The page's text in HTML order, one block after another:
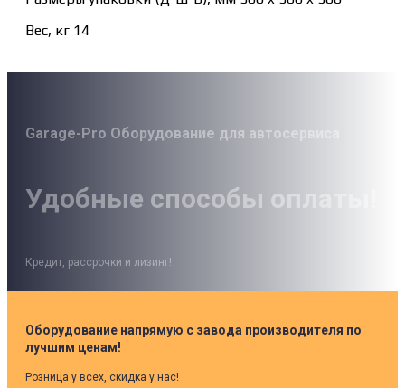
Вес, кг 14
Garage-Pro Оборудование для автосервиса
Удобные способы оплаты!
Кредит, рассрочки и лизинг!
Оборудование напрямую с завода производителя по
лучшим ценам!
Розница у всех, скидка у нас!